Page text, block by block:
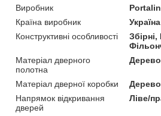
Виробник
Країна виробник
Україна
Конструктивні особливості
Збірні,
Матеріал дверного
полотна
Дерево
Матеріал дверної коробки
Дерево
Напрямок відкривання
дверей
Ліве/